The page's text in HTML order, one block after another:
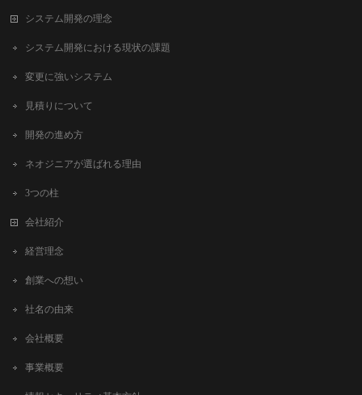
システム開発の理念
システム開発における現状の課題
変更に強いシステム
見積りについて
開発の進め方
ネオジニアが選ばれる理由
3つの柱
会社紹介
経営理念
創業への想い
社名の由来
会社概要
事業概要